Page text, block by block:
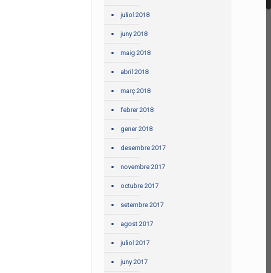
juliol 2018
juny 2018
maig 2018
abril 2018
març 2018
febrer 2018
gener 2018
desembre 2017
novembre 2017
octubre 2017
setembre 2017
agost 2017
juliol 2017
juny 2017